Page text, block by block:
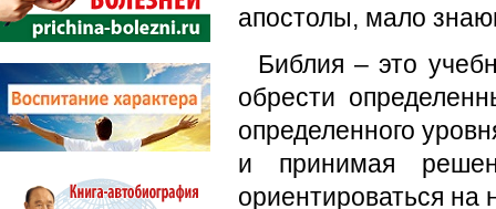
апостолы, мало
Библия – это
обрести
определенного
и принимая
ориентироваться